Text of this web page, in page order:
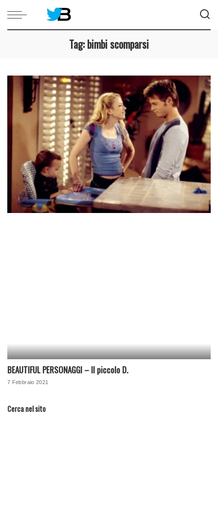
Tag:bimbi scomparsi
BEAUTIFUL PERSONAGGI – Il piccolo D.
7 Febbraio 2021
Cerca nel sito